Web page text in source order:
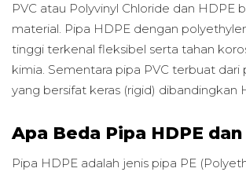
PVC atau Polyvinyl Chloride dan HDPE
material. Pipa HDPE dengan
tinggi terkenal fleksibel serta tahan
kimia. Sementara pipa PVC terbuat dari
yang bersifat keras (rigid) dibandingkan
Apa Beda Pipa HDPE dan
Pipa HDPE adalah jenis pipa PE